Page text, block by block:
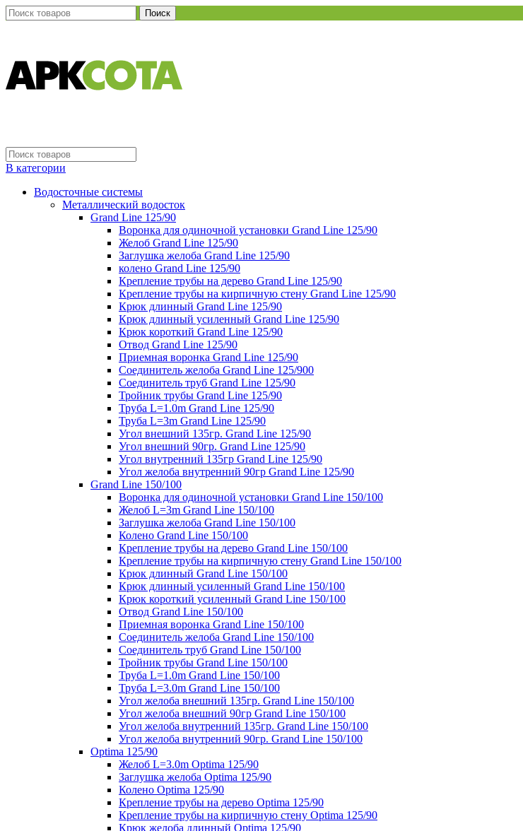
Поиск
В категории
Водосточные системы
Металлический водосток
Grand Line 125/90
Воронка для одиночной установки Grand Line 125/90
Желоб Grand Line 125/90
Заглушка желоба Grand Line 125/90
колено Grand Line 125/90
Крепление трубы на дерево Grand Line 125/90
Крепление трубы на кирпичную стену Grand Line 125/90
Крюк длинный Grand Line 125/90
Крюк длинный усиленный Grand Line 125/90
Крюк короткий Grand Line 125/90
Отвод Grand Line 125/90
Приемная воронка Grand Line 125/90
Соединитель желоба Grand Line 125/900
Соединитель труб Grand Line 125/90
Тройник трубы Grand Line 125/90
Труба L=1.0m Grand Line 125/90
Труба L=3m Grand Line 125/90
Угол внешний 135гр. Grand Line 125/90
Угол внешний 90гр. Grand Line 125/90
Угол внутренний 135гр Grand Line 125/90
Угол желоба внутренний 90гр Grand Line 125/90
Grand Line 150/100
Воронка для одиночной установки Grand Line 150/100
Желоб L=3m Grand Line 150/100
Заглушка желоба Grand Line 150/100
Колено Grand Line 150/100
Крепление трубы на дерево Grand Line 150/100
Крепление трубы на кирпичную стену Grand Line 150/100
Крюк длинный Grand Line 150/100
Крюк длинный усиленный Grand Line 150/100
Крюк короткий усиленный Grand Line 150/100
Отвод Grand Line 150/100
Приемная воронка Grand Line 150/100
Соединитель желоба Grand Line 150/100
Соединитель труб Grand Line 150/100
Тройник трубы Grand Line 150/100
Труба L=1.0m Grand Line 150/100
Труба L=3.0m Grand Line 150/100
Угол желоба внешний 135гр. Grand Line 150/100
Угол желоба внешний 90гр Grand Line 150/100
Угол желоба внутренний 135гр. Grand Line 150/100
Угол желоба внутренний 90гр. Grand Line 150/100
Optima 125/90
Желоб L=3.0m Optima 125/90
Заглушка желоба Optima 125/90
Колено Optima 125/90
Крепление трубы на дерево Optima 125/90
Крепление трубы на кирпичную стену Optima 125/90
Крюк желоба длинный Optima 125/90